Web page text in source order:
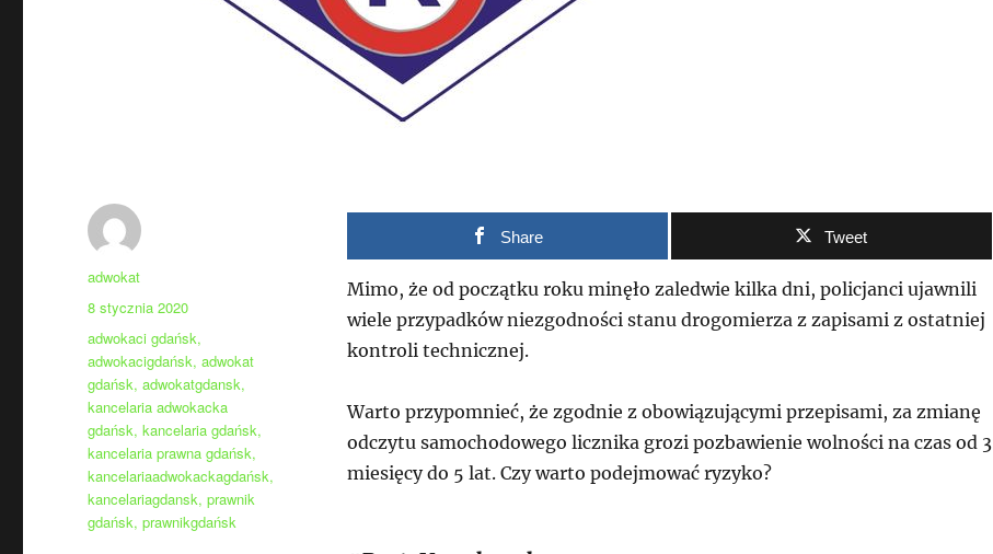
Share Tweet
Mimo, że od początku roku minęło zaledwie kilka dni, policjanci ujawnili
wiele przypadków niezgodności stanu drogomierza z zapisami z ostatniej
kontroli technicznej.
Warto przypomnieć, że zgodnie z obowiązującymi przepisami, za zmianę
odczytu samochodowego licznika grozi pozbawienie wolności na czas od 3
miesięcy do 5 lat. Czy warto podejmować ryzyko?
Autor
adwokat
Data
publikacji
8 stycznia 2020
Tagi
adwokaci gdańsk,
adwokacigdańsk,adwokat
gdańsk,adwokatgdansk,
kancelaria adwokacka
gdańsk,kancelaria gdańsk,
kancelaria prawna gdańsk,
kancelariaadwokackagdańsk,
kancelariagdansk,prawnik
gdańsk,prawnikgdańsk